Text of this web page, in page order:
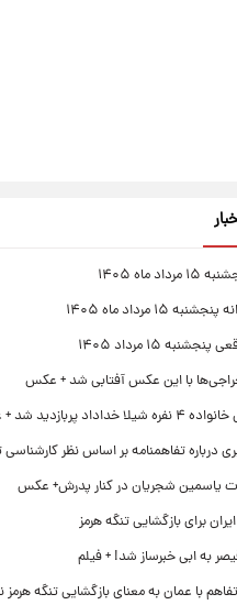
ماه ۱۴۰۵
۱۵ مرداد ماه ۱۴۰۵
۱۵ مرداد ۱۴۰۵
با این عکس آفتابی شد + عکس
پربازدید شد + عکس
درباره تفاهمنامه بر اساس نظر
یاسمین شجریان در کنار پدرش+ عکس
برای بازگشایی تنگه هرمز
به ابی خبرساز شد! + فیلم
با عمان به معنای بازگشایی تنگه